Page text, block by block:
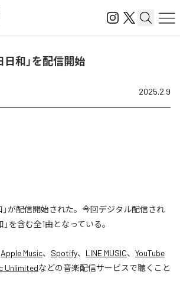
日和」を配信開始
2025.2.9
」が配信開始された。今回デジタル配信され
を含む全1曲となっている。
Apple Music、 Spotify、 LINE MUSIC、 YouTube
Unlimitedなどの音楽配信サービスで聴くこと